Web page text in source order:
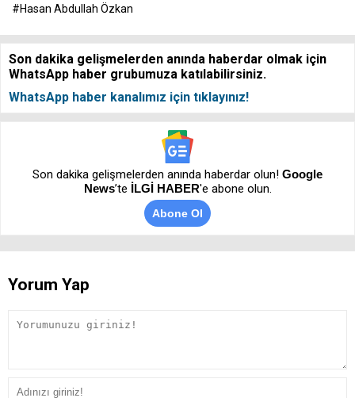
#Hasan Abdullah Özkan
Son dakika gelişmelerden anında haberdar olmak için
WhatsApp haber grubumuza katılabilirsiniz.
WhatsApp haber kanalımız için tıklayınız!
Son dakika gelişmelerden anında haberdar olun! Google
News’te İLGİ HABER'e abone olun.
Abone Ol
Yorum Yap